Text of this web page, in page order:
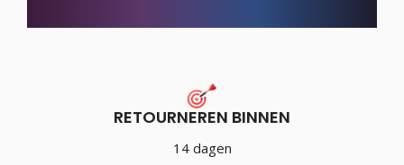
RETOURNEREN BINNEN
14 dagen